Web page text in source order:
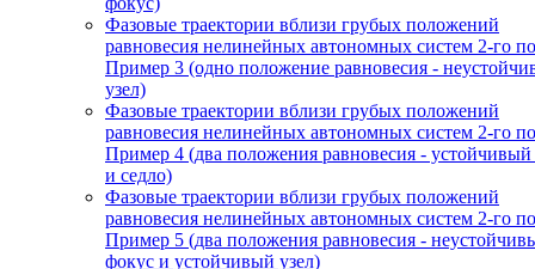
Фазовые траектории вблизи грубых положений
равновесия нелинейных автономных систем 2-го
Пример 3 (одно положение равновесия -
узел)
Фазовые траектории вблизи грубых положений
равновесия нелинейных автономных систем 2-го
Пример 4 (два положения равновесия -
и седло)
Фазовые траектории вблизи грубых положений
равновесия нелинейных автономных систем 2-го
Пример 5 (два положения равновесия -
фокус и устойчивый узел)